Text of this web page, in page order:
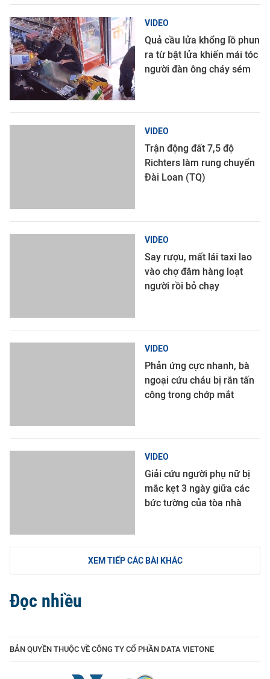
VIDEO
Quả cầu lửa khổng lồ phun
ra từ bật lửa khiến mái tóc
người đàn ông cháy sém
VIDEO
Trận động đất 7,5 độ
Richters làm rung chuyển
Đài Loan (TQ)
VIDEO
Say rượu, mất lái taxi lao
vào chợ đâm hàng loạt
người rồi bỏ chạy
VIDEO
Phản ứng cực nhanh, bà
ngoại cứu cháu bị rắn tấn
công trong chớp mắt
VIDEO
Giải cứu người phụ nữ bị
mắc kẹt 3 ngày giữa các
bức tường của tòa nhà
XEM TIẾP CÁC BÀI KHÁC
Đọc nhiều
BẢN QUYỀN THUỘC VỀ CÔNG TY CỔ PHẦN DATA VIETONE